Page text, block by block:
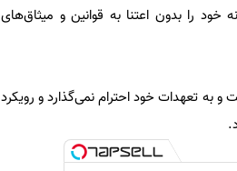
را بدون اعتنا به قوانین و میثاق‌های
به تعهدات خود احترام نمی‌گذارد و رویکرد